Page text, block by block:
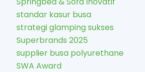
standar kasur busa
strategi glamping sukses
Superbrands 2025
supplier busa polyurethane
SWA Award